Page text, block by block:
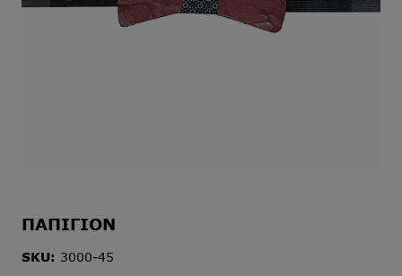
ΠΑΠΙΓΙΟΝ
SKU: 3000-45